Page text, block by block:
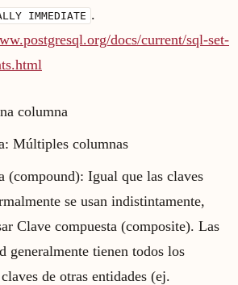
IMMEDIATE .
docs/current/sql-set-
columna
Múltiples columnas
(compound): Igual que las claves
se usan indistintamente,
Clave compuesta (composite). Las
generalmente tienen todos los
de otras entidades (ej.